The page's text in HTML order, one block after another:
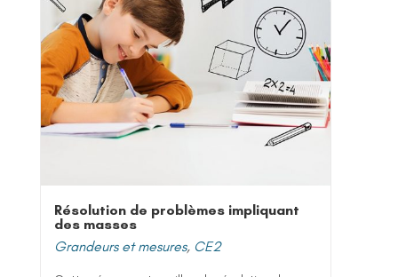
Résolution de problèmes impliquant
des masses
Grandeurs et mesures, CE2